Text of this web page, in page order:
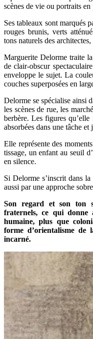
scènes de vie ou portraits en
Ses tableaux sont marqués
rouges brunis, verts
tons naturels des
Marguerite Delorme traite
de clair-obscur
enveloppe le sujet. La
couches superposées en
Delorme se spécialise ainsi
les scènes de rue, les
berbère. Les figures qu’elle
absorbées dans une tâche
Elle représente des
tissage, un enfant au seuil
en silence.
Si Delorme s’inscrit dans
aussi par une approche
Son regard et son ton
fraternels, ce qui donne
humaine, plus que
forme d’orientalisme de
incarné.